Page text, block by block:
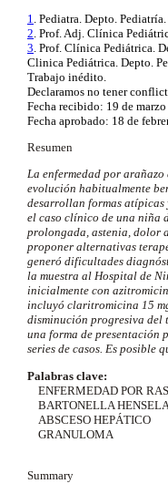
1. Pediatra. Depto.
2. Prof.Adj. Clínica
3. Prof. Clínica Pediátrica.
Clinica Pediátrica. Depto.
Trabajo inédito.
Declaramos no tener
Fecha recibido: 19 de
Fecha aprobado: 18 de
Resumen
La enfermedad por
evolución habitualmente
desarrollan formas atípicas
el caso clínico de una niña
prolongada, astenia, dolor
proponer alternativas
generó dificultades
la muestra al Hospital de
inicialmente con
incluyó claritromicina 15
disminución progresiva del
una forma de presentación
series de casos. Es posible
Palabras clave:
ENFERMEDAD POR
BARTONELLA
ABSCESO HEPÁTICO
GRANULOMA
Summary